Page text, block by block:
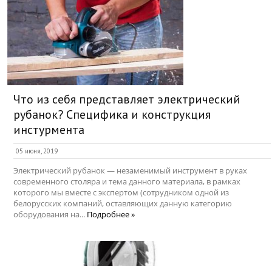
Что из себя представляет электрический
рубанок? Специфика и конструкция
инстурмента
05 июня, 2019
Электрический рубанок — незаменимый инструмент в руках
современного столяра и тема данного материала, в рамках
которого мы вместе с экспертом (сотрудником одной из
белорусских компаний, оставляющих данную категорию
оборудования на... Подробнее »